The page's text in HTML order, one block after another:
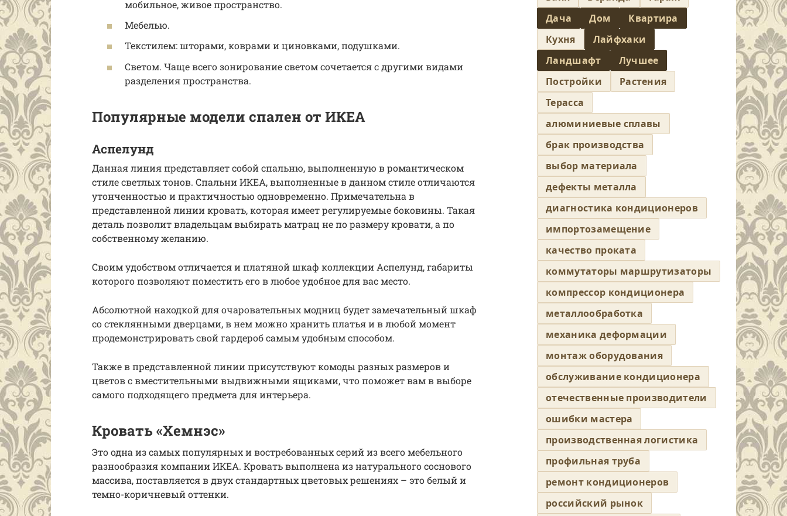
мобильное, живое пространство.
Мебелью.
Текстилем: шторами, коврами и циновками, подушками.
Светом. Чаще всего зонирование светом сочетается с другими видами
разделения пространства.
Популярные модели спален от ИКЕА
Аспелунд
Данная линия представляет собой спальню, выполненную в романтическом
стиле светлых тонов. Спальни ИКЕА, выполненные в данном стиле отличаются
утонченностью и практичностью одновременно. Примечательна в
представленной линии кровать, которая имеет регулируемые боковины. Такая
деталь позволит владельцам выбирать матрац не по размеру кровати, а по
собственному желанию.
Своим удобством отличается и платяной шкаф коллекции Аспелунд, габариты
которого позволяют поместить его в любое удобное для вас место.
Абсолютной находкой для очаровательных модниц будет замечательный шкаф
со стеклянными дверцами, в нем можно хранить платья и в любой момент
продемонстрировать свой гардероб самым удобным способом.
Также в представленной линии присутствуют комоды разных размеров и
цветов с вместительными выдвижными ящиками, что поможет вам в выборе
самого подходящего предмета для интерьера.
Кровать «Хемнэс»
Это одна из самых популярных и востребованных серий из всего мебельного
разнообразия компании ИКЕА. Кровать выполнена из натурального соснового
массива, поставляется в двух стандартных цветовых решениях – это белый и
темно-коричневый оттенки.
Дача
Дом
Квартира
Кухня
Лайфхаки
Ландшафт
Лучшее
Постройки
Растения
Терасса
алюминиевые сплавы
брак производства
выбор материала
дефекты металла
диагностика кондиционеров
импортозамещение
качество проката
коммутаторы маршрутизаторы
компрессор кондиционера
металлообработка
механика деформации
монтаж оборудования
обслуживание кондиционера
отечественные производители
ошибки мастера
производственная логистика
профильная труба
ремонт кондиционеров
российский рынок